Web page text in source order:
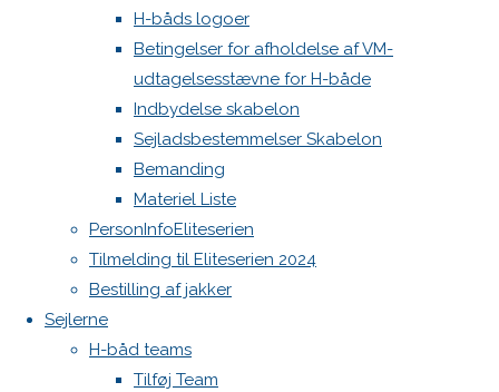
H-båds logoer
Betingelser for afholdelse af VM-
udtagelsesstævne for H-både
Indbydelse skabelon
Sejladsbestemmelser Skabelon
Bemanding
Materiel Liste
PersonInfoEliteserien
Tilmelding til Eliteserien 2024
Bestilling af jakker
Sejlerne
H-båd teams
Tilføj Team
North Sail
sælges
Storsejl
og fok er
fra 2017
og stand
på dem
er brugt
men ok.
Særligt til
træning